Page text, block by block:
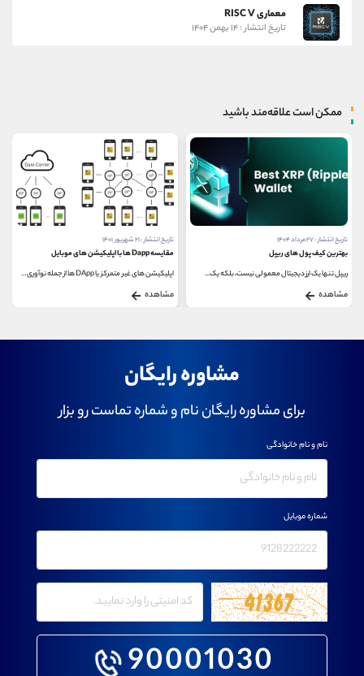
معماری RISC V
تاریخ انتشار : ۱۴ بهمن ۱۴۰۴
ممکن است علاقه‌مند باشید
تاریخ انتشار : ۲۷ مرداد ۱۴۰۴
بهترین کیف پول های ریپل
ریپل تنها یک ارز دیجیتال معمولی نیست، بلکه یک...
مشاهده
تاریخ انتشار : ۲۱ شهریور ۱۴۰۱
مقایسه Dapp ها با اپلیکیشن های موبایل
اپلیکیشن های غیر متمرکز یا DApp ها از جمله نوآوری‌های...
مشاهده
مشاوره رایگان
برای مشاوره رایگان نام و شماره تماست رو بزار
90001030
نام و نام خانوادگی
شماره موبایل